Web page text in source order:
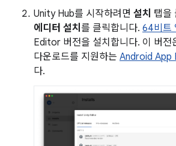
Unity Hub를 시작하려면 설치 탭을
에디터 설치 를 클릭합니다. 64비트
Editor 버전을 설치합니다. 이 버전
다운로드를 지원하는 Android App
다.